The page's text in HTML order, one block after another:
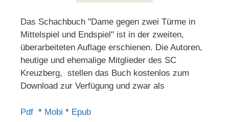
Das Schachbuch "Dame gegen zwei Türme in
Mittelspiel und Endspiel" ist in der zweiten,
überarbeiteten Auflage erschienen. Die Autoren,
heutige und ehemalige Mitglieder des SC
Kreuzberg, stellen das Buch kostenlos zum
Download zur Verfügung und zwar als
Pdf * Mobi * Epub